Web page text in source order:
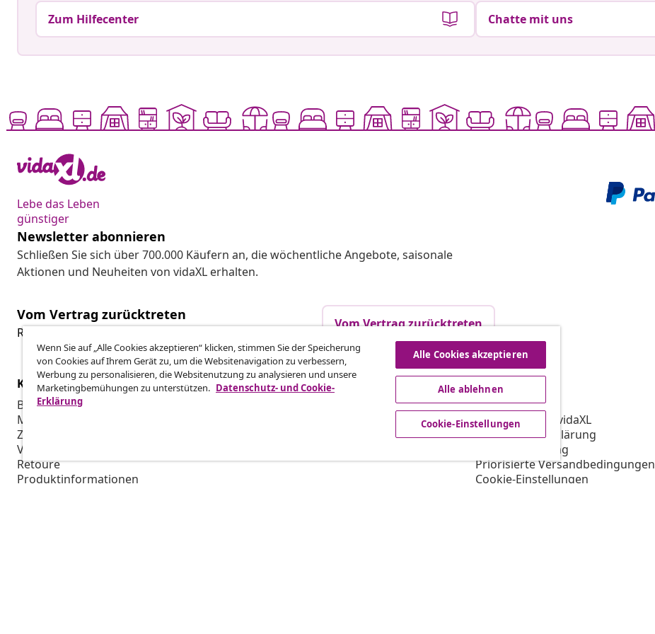
Zum Hilfecenter Chatte mit uns
Lebe das Leben
günstiger
Newsletter abonnieren
Schließen Sie sich über 700.000 Käufern an, die wöchentliche Angebote, saisonale
Aktionen und Neuheiten von vidaXL erhalten.
Vom Vertrag zurücktreten
Reiche einen Widerrufsantrag für deine Bestellung ein.
Vom Vertrag zurücktreten
Kundenservice
Bestellung verfolgen
Mein Konto
Zahlung
Versand & Lieferung
Retoure
Produktinformationen
Business
vidaXL
Über vidaXL
AGB Verkäufer vidaXL
Datenschutzerklärung
Cookie-Erklärung
Priorisierte Versandbedingungen
Cookie-Einstellungen
Wenn Sie auf „Alle Cookies akzeptieren“ klicken, stimmen Sie der Speicherung
von Cookies auf Ihrem Gerät zu, um die Websitenavigation zu verbessern,
Werbung zu personalisieren, die Websitenutzung zu analysieren und unsere
Marketingbemühungen zu unterstützen. Datenschutz- und Cookie-
Erklärung
Alle Cookies akzeptieren
Alle ablehnen
Cookie-Einstellungen